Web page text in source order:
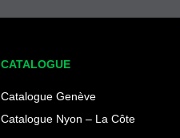
CATALOGUE
Catalogue Genève
Catalogue Nyon – La Côte